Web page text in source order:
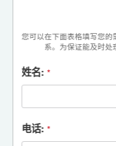
您可以在下面表格填写您
系。为保证能及时处
姓名: *
电话: *